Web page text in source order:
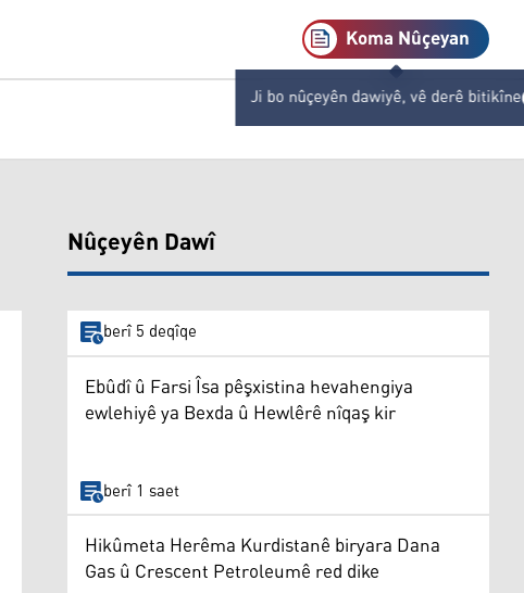
Koma Nûçeyan
Ji bo nûçeyên dawiyê, vê derê bitikîne
Nûçeyên Dawî
berî 5 deqîqe
Ebûdî û Farsi Îsa pêşxistina hevahengiya
ewlehiyê ya Bexda û Hewlêrê nîqaş kir
berî 1 saet
Hikûmeta Herêma Kurdistanê biryara Dana
Gas û Crescent Petroleumê red dike